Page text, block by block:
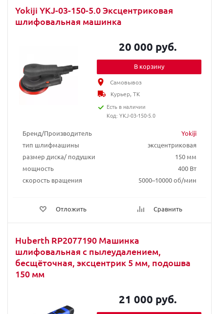
Yokiji YKJ-03-150-5.0 Эксцентриковая
шлифовальная машинка
Бренд/Производитель
Yokiji
тип шлифмашины
эксцентриковая
размер диска/ подушки
150 мм
мощность
400 Вт
скорость вращения
5000–10000 об/мин
Отложить Сравнить
20 000 руб.
В корзину
Самовывоз
Курьер, ТК
Есть в наличии
Код: YKJ-03-150-5.0
Huberth RP2077190 Машинка
шлифовальная с пылеудалением,
бесщёточная, эксцентрик 5 мм, подошва
150 мм
21 000 руб.